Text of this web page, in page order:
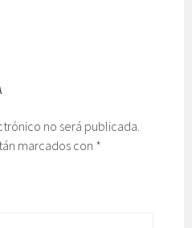
no será publicada.
marcados con *